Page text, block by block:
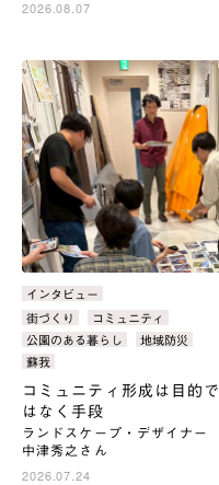
2026.08.07
カ
テ
ゴ
リ：
インタビュー
タ
グ：
街づくり
コミュニティ
公園のある暮らし
地域防災
蘇我
コミュニティ形成は目的で
はなく手段
ランドスケープ・デザイナー
中津秀之さん
2026.07.24